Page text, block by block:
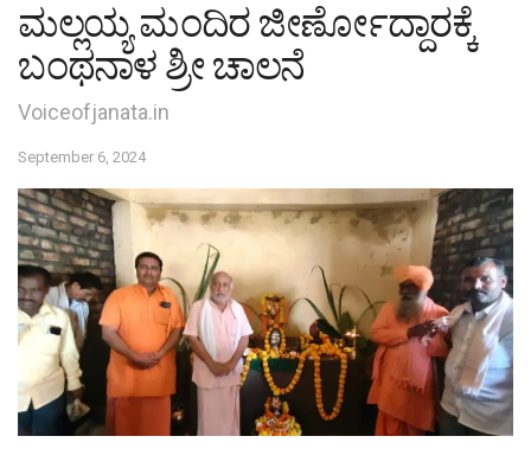
ಮಲ್ಲಯ್ಯ ಮಂದಿರ ಜೀರ್ಣೋದ್ದಾರಕ್ಕೆ
ಬಂಥನಾಳ ಶ್ರೀ ಚಾಲನೆ
Voiceofjanata.in
September 6, 2024